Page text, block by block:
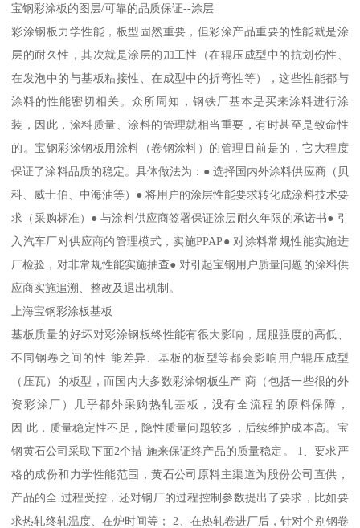
宝钢彩涂板的图层/可靠的品质保证--涂层
彩涂钢板力学性能，板型固然重要，但彩涂产品重要的性能就是涂
层的耐久性，其次就是涂层的加工性（在辊压成型中的抗划伤性、
在发泡中的与基板粘接性、在成型中的折弯性等），这些性能都与
涂料的性能密切相关。众所周知，钢铁厂基本是买来涂料进行涂
装，因此，涂料质量、涂料的管理就相当重要，有时甚至是致命性
的。宝钢彩涂钢板用涂料（卷钢涂料）的管理目前是的，它大程度
保证了涂料品质的稳定。具体做法为：● 选择国内外涂料供应商（贝
科、威士伯、中海油等）● 将用户的涂层性能要求转化成涂料技术要
求（采购标准）● 与涂料供应商签署保证涂层耐久年限的承诺书● 引
入汽车厂对供应商的管理模式，实施PPAP● 对涂料常规性能实施进
厂检验，对非常规性能实施抽查● 对引起宝钢用户质量问题的涂料供
应商实施追溯、整改及退出机制。
上海宝钢彩涂板基板
基板质量的好坏对彩涂钢板终性能有很大影响，屈服强度的高低、
不同钢卷之间的性 能差异、基板的板型等都会影响用户辊压成型
（压瓦）的板型，而国内大多数彩涂钢板生产 商（包括一些很的外
资彩涂厂）几乎都外采购热轧基板，没有全流程的原料保障，
因 此，质量稳定性不足，隐性质量问题较多，后续维护成本高。宝
钢黄石公司采取下面2个措 施来保证终产品的质量稳定。 1、要求严
格的成份和力学性能范围，黄石公司原料主渠道为股份公司直供，
产品的全 过程受控，还对钢厂的过程控制参数提出了要求，比如要
求热轧终轧温度、在炉时间等； 2、在热轧卷进厂后，针对个别钢卷